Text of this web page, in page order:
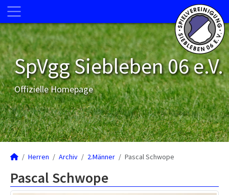
SpVgg Siebleben 06 e.V.
Offizielle Homepage
Herren Archiv 2.Männer Pascal Schwope
Pascal Schwope